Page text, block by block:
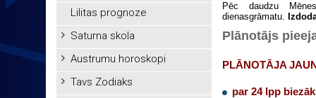
Lilitas prognoze
Saturna skola
Austrumu horoskopi
Tavs Zodiaks
Pēc daudzu
dienasgrāmatu.
Plānotājs
PLĀNOTĀJA
par 24 lpp